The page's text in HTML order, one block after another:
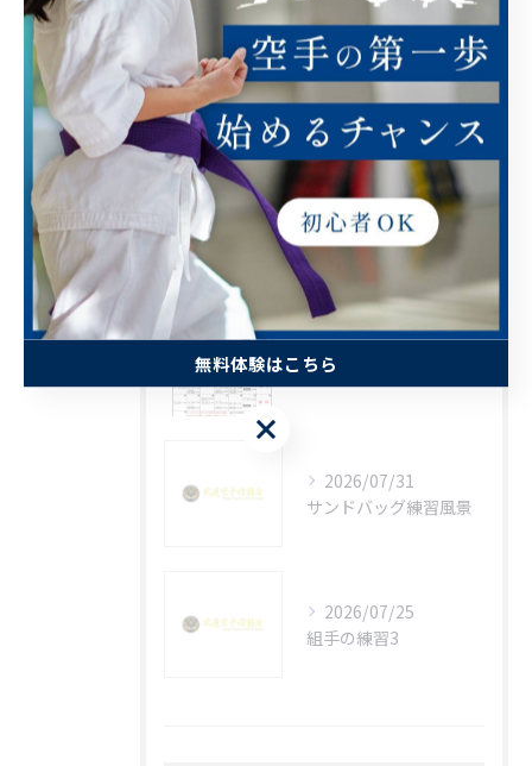
小学生
中学生
高校生
大人
最近の投稿 RECENT POSTS
信龍会通信8月号表
2026/07/31
サンドバッグ練習風景
2026/07/25
組手の練習3
無料体験はこちら
無料体験はこちら